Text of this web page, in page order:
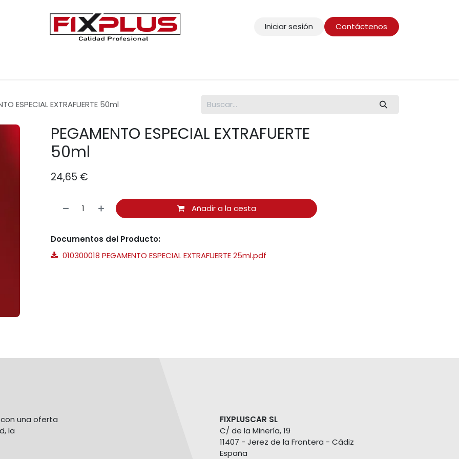
Iniciar sesión Contáctenos
ESPECIAL EXTRAFUERTE 50ml
PEGAMENTO ESPECIAL EXTRAFUERTE
50ml
24,65 €
Añadir a la cesta
Documentos del Producto:
010300018 PEGAMENTO ESPECIAL EXTRAFUERTE 25ml.pdf
una oferta
la
FIXPLUSCAR SL
C/ de la Minería, 19
11407 - Jerez de la Frontera - Cádiz
España